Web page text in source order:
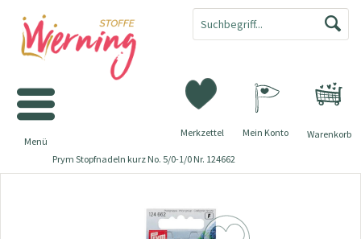
Warenkorb
Merkzettel Mein Konto
Menü
Prym Stopfnadeln kurz No. 5/0-1/0 Nr. 124662